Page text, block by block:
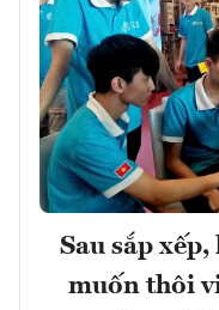
Sau sắp
muốn thôi